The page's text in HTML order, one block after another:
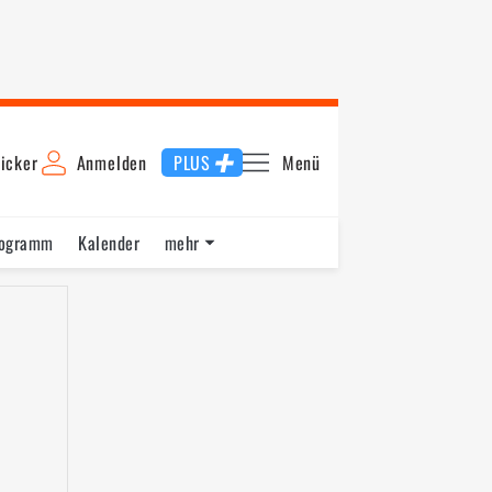
Anmelden PLUS Menü
Kalender
mehr